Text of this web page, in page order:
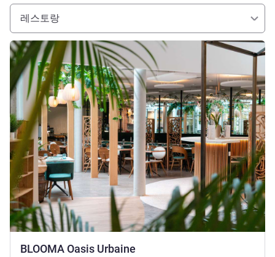
레스토랑
BLOOMA Oasis Urbaine
세부 정보 보기